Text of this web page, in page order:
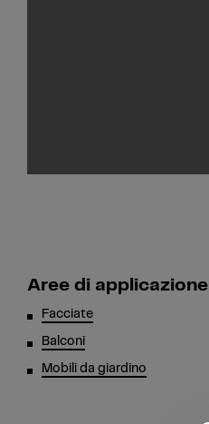
Aree di applicazione
Facciate
Balconi
Mobili da giardino